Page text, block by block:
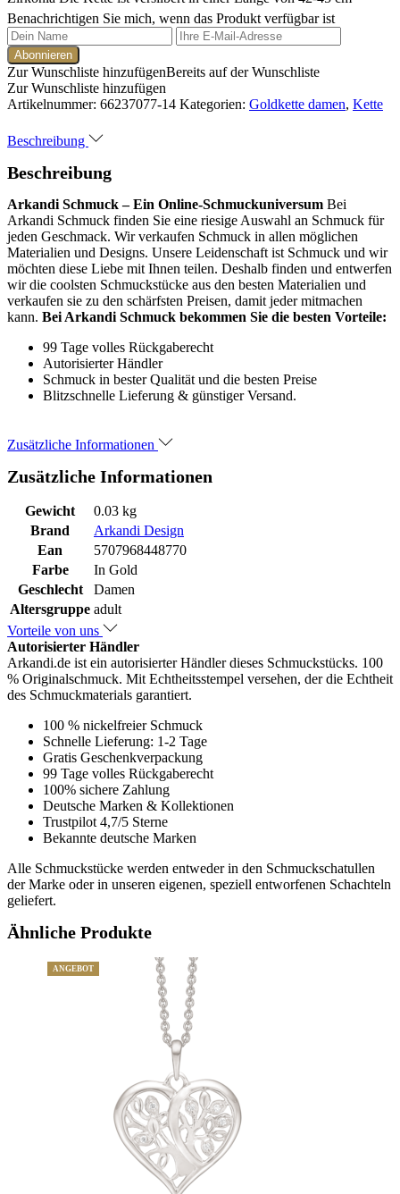
Benachrichtigen Sie mich, wenn das Produkt verfügbar ist
Zur Wunschliste hinzufügenBereits auf der Wunschliste
Zur Wunschliste hinzufügen
Artikelnummer: 66237077-14 Kategorien: Goldkette damen, Kette
Beschreibung
Beschreibung
Arkandi Schmuck – Ein Online-Schmuckuniversum Bei
Arkandi Schmuck finden Sie eine riesige Auswahl an Schmuck für
jeden Geschmack. Wir verkaufen Schmuck in allen möglichen
Materialien und Designs. Unsere Leidenschaft ist Schmuck und wir
möchten diese Liebe mit Ihnen teilen. Deshalb finden und entwerfen
wir die coolsten Schmuckstücke aus den besten Materialien und
verkaufen sie zu den schärfsten Preisen, damit jeder mitmachen
kann. Bei Arkandi Schmuck bekommen Sie die besten Vorteile:
99 Tage volles Rückgaberecht
Autorisierter Händler
Schmuck in bester Qualität und die besten Preise
Blitzschnelle Lieferung & günstiger Versand.
Zusätzliche Informationen
Zusätzliche Informationen
Gewicht
0.03 kg
Brand
Arkandi Design
Ean
5707968448770
Farbe
In Gold
Geschlecht
Damen
Altersgruppe adult
Vorteile von uns
Autorisierter Händler
Arkandi.de ist ein autorisierter Händler dieses Schmuckstücks. 100
% Originalschmuck. Mit Echtheitsstempel versehen, der die Echtheit
des Schmuckmaterials garantiert.
100 % nickelfreier Schmuck
Schnelle Lieferung: 1-2 Tage
Gratis Geschenkverpackung
99 Tage volles Rückgaberecht
100% sichere Zahlung
Deutsche Marken & Kollektionen
Trustpilot 4,7/5 Sterne
Bekannte deutsche Marken
Alle Schmuckstücke werden entweder in den Schmuckschatullen
der Marke oder in unseren eigenen, speziell entworfenen Schachteln
geliefert.
Ähnliche Produkte
ANGEBOT